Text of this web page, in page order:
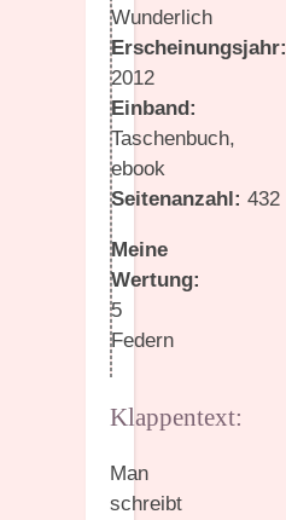
Wunderlich
Erscheinungsjahr:
2012
Einband:
Taschenbuch,
ebook
Seitenanzahl: 432
Meine
Wertung:
5
Federn
Klappentext:
Man
schreibt